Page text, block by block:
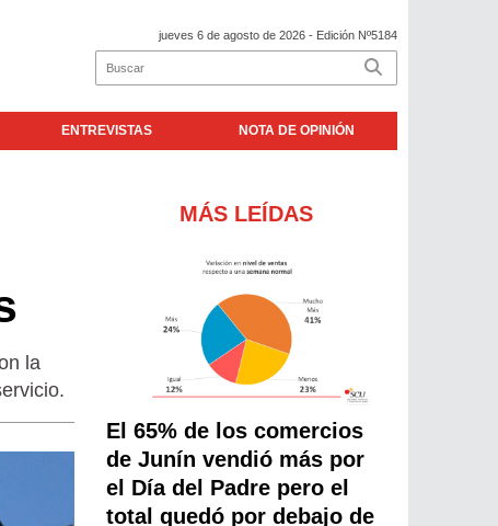
jueves 6 de agosto de 2026 - Edición Nº5184
ENTREVISTAS NOTA DE OPINIÓN
la
MÁS LEÍDAS
El 65% de los comercios
de Junín vendió más por
el Día del Padre pero el
total quedó por debajo de